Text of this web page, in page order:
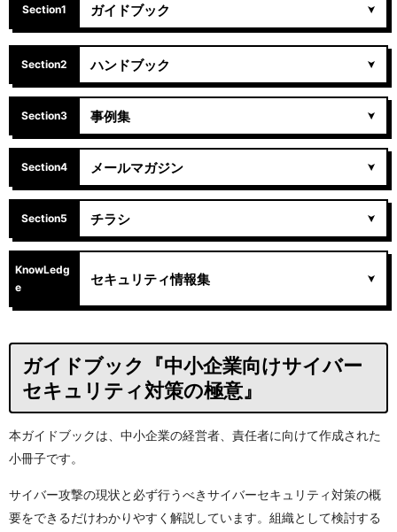
Section1 ガイドブック
Section2 ハンドブック
Section3 事例集
Section4 メールマガジン
Section5 チラシ
KnowLedg
e
セキュリティ情報集
ガイドブック『中小企業向けサイバー
セキュリティ対策の極意』
本ガイドブックは、中小企業の経営者、責任者に向けて作成された
小冊子です。
サイバー攻撃の現状と必ず行うべきサイバーセキュリティ対策の概
要をできるだけわかりやすく解説しています。組織として検討する